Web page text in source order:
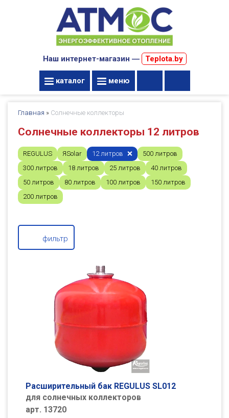
Наш интернет-магазин ― Teplota.by
каталог меню
Главная » Солнечные коллекторы
Солнечные коллекторы 12 литров
REGULUS ЯSolar 12 литров
500 литров
300 литров
18 литров 25 литров
40 литров
50 литров
80 литров 100 литров
150 литров
200 литров
фильтр
Расширительный бак REGULUS SL012
для солнечных коллекторов
арт. 13720